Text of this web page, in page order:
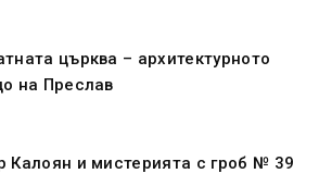
църква – архитектурното
на Преслав
Калоян и мистерията с гроб № 39